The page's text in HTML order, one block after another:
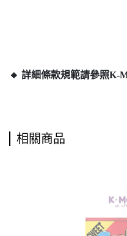
🔸 詳細條款規範請參照K-
相關商品